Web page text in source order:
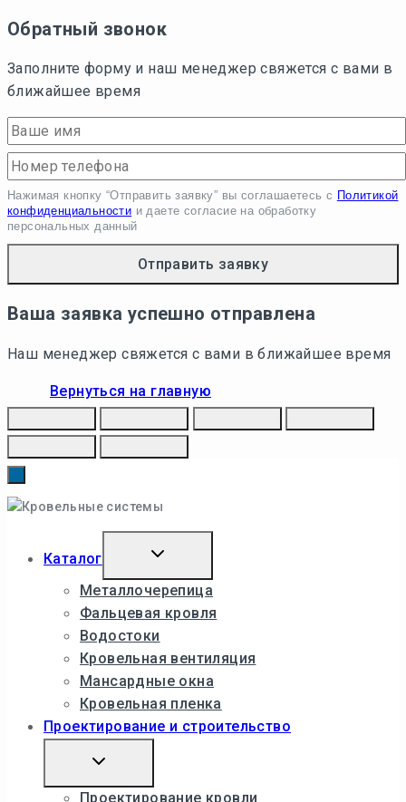
Обратный звонок
Заполните форму и наш менеджер свяжется с вами в
ближайшее время
Нажимая кнопку “Отправить заявку” вы соглашаетесь с Политикой
конфиденциальности и даете согласие на обработку
персональных данный
Ваша заявка успешно отправлена
Наш менеджер свяжется с вами в ближайшее время
Вернуться на главную
Каталог
Toggle
menu
Металлочерепица
Фальцевая кровля
Водостоки
Кровельная вентиляция
Мансардные окна
Кровельная пленка
Проектирование и строительство
Toggle
menu
Проектирование кровли